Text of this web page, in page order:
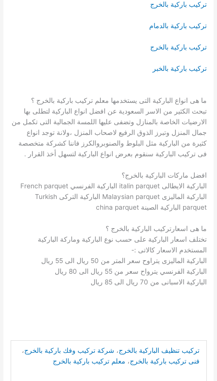
تركيب باركية بالخرج
تركيب باركية بالدمام
تركيب باركية بالخرج
تركيب باركية بالخبر
ما هى انواع الباركية التى يستخدمها معلم تركيب باركية بالخرج ؟
تبحث الكثير من الاسر السعودية عن افضل انواع الباركية لتطلى بها
الارضيات الخاصة بالمنازل وتضفى عليها اللمسة الجمالية التى تكمل من
جمال المنزل وتبرز الذوق الرفيع لاصحاب المنزل ،ولانة توجد انواع
كثيرة من الباركية مثل البلوط والصنوبروالكرز فاننا كشركة متخصصة
فى تركيب الباركية سنقوم بعرض انواع الباركية لتسهل أخذ القرار .
افضل ماركات الباركية بالخرج؟
الباركية الايطالى italin parquet الباركية الفرنسي French parquet
الباركية الماليزى Malaysian parquet الباركية التركى Turkish
parquet الباركية الصينة china parquet
ما هى اسعارتركيب الباركية بالخرج ؟
تختلف اسعار الباركية على حسب نوع الباركية وماركة الباركية
المستخدم الاسعار كالاتى :-
الباركية الماليزى يتراوح سعر المتر من 50 ريال الى 55 ريال
الباركية الفرنسي يترواح سعر من 55 ريال الى 80 ريال
الباركية الاسبانى من 70 ريال الى 85 ريال
تركيب تنظيف الباركية بالخرج، شركة تركيب وفك باركية بالخرج،
فنى تركيب باركية بالخرج، معلم تركيب باركية بالخرج